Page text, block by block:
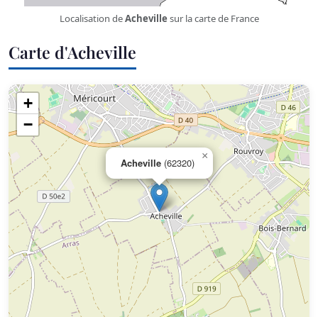
Localisation deAchevillesur la carte de France
Carte d'Acheville
Acheville (62320)
×
+
−